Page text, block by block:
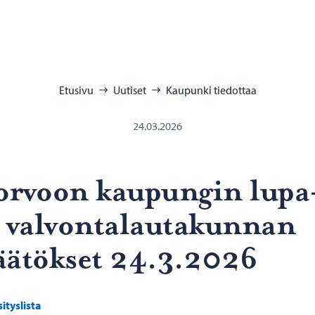
Etusivu Uutiset Kaupunki tiedottaa
24.03.2026
kau­pun­gin
val­von­ta­lau­ta­kun­nan
24.3.2026